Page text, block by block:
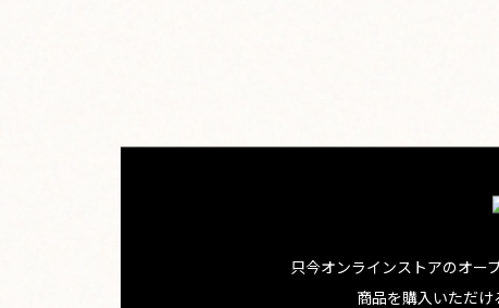
只今オンラインストアのオー
商品を購入いただ
KAUAI